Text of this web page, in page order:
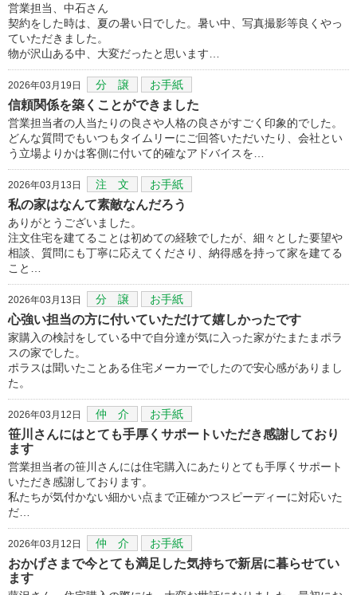
営業担当、中石さん
契約をした時は、夏の暑い日でした。暑い中、写真撮影等良くやっ
ていただきました。
物が沢山ある中、大変だったと思います…
2026年03月19日 分 譲 お手紙
信頼関係を築くことができました
営業担当者の人当たりの良さや人格の良さがすごく印象的でした。
どんな質問でもいつもタイムリーにご回答いただいたり、会社とい
う立場よりかは客側に付いて的確なアドバイスを…
2026年03月13日 注 文 お手紙
私の家はなんて素敵なんだろう
ありがとうございました。
注文住宅を建てることは初めての経験でしたが、細々とした要望や
相談、質問にも丁寧に応えてくださり、納得感を持って家を建てる
こと…
2026年03月13日 分 譲 お手紙
心強い担当の方に付いていただけて嬉しかったです
家購入の検討をしている中で自分達が気に入った家がたまたまポラ
スの家でした。
ポラスは聞いたことある住宅メーカーでしたので安心感がありまし
た。
2026年03月12日 仲 介 お手紙
笹川さんにはとても手厚くサポートいただき感謝しており
ます
営業担当者の笹川さんには住宅購入にあたりとても手厚くサポート
いただき感謝しております。
私たちが気付かない細かい点まで正確かつスピーディーに対応いた
だ…
2026年03月12日 仲 介 お手紙
おかげさまで今とても満足した気持ちで新居に暮らせてい
ます